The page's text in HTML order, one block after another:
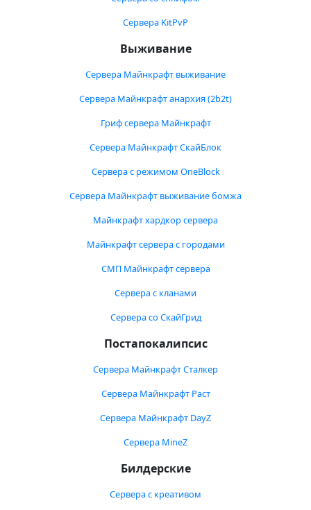
Сервера KitPvP
Выживание
Сервера Майнкрафт выживание
Сервера Майнкрафт анархия (2b2t)
Гриф сервера Майнкрафт
Сервера Майнкрафт СкайБлок
Сервера с режимом OneBlock
Сервера Майнкрафт выживание бомжа
Майнкрафт хардкор сервера
Майнкрафт сервера с городами
СМП Майнкрафт сервера
Сервера с кланами
Сервера со СкайГрид
Постапокалипсис
Сервера Майнкрафт Сталкер
Сервера Майнкрафт Раст
Сервера Майнкрафт DayZ
Сервера MineZ
Билдерские
Сервера с креативом